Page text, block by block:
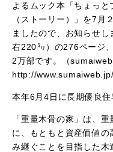
よるムック本「ちょっ
（ストーリー）」を7月
ましたので、お知らせ
右220㍉）の276ページ
2万部です。（
http://www.sumaiweb.jp/
本年6月4日に長期優良住
「重量木骨の家」は、
に、もともと資産価値
み継ぐことを目指した